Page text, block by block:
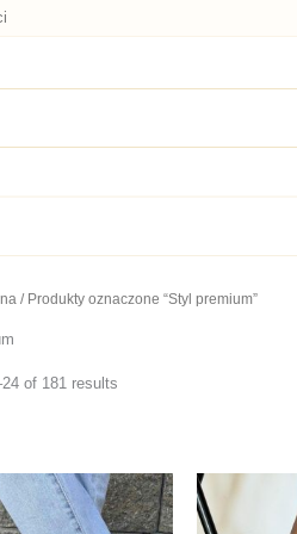
/ Produkty oznaczone “Styl premium”
of 181 results